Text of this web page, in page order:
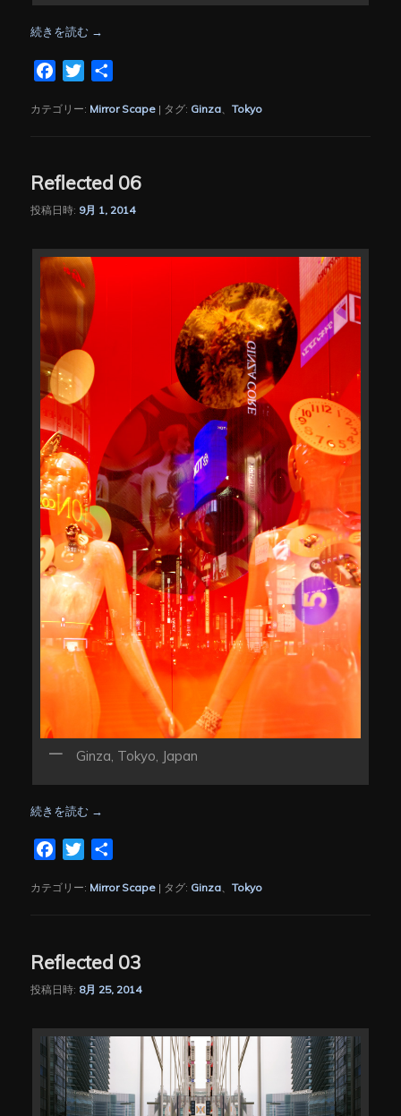
続きを読む →
FacebookTwitter
カテゴリー: Mirror Scape | タグ: Ginza 、Tokyo
Reflected 06
投稿日時: 9月 1, 2014
Ginza, Tokyo, Japan
続きを読む →
FacebookTwitter
カテゴリー: Mirror Scape | タグ: Ginza、Tokyo
Reflected 03
投稿日時: 8月 25, 2014